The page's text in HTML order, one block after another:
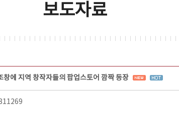
보도자료
창에 지역 창작자들의 팝업스토어 깜짝 등장